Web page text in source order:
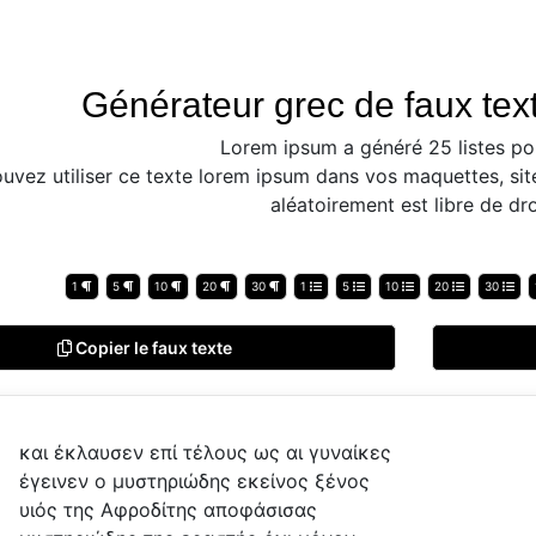
Générateur grec de faux
Lorem ipsum a généré 25 listes
utiliser ce texte lorem ipsum dans vos maquettes,
aléatoirement est libre de
1 5 10 20 30 1 5 10 20 30
Copier le faux texte
και έκλαυσεν επί τέλους ως αι γυναίκες
έγεινεν ο μυστηριώδης εκείνος ξένος
υιός της Αφροδίτης αποφάσισας